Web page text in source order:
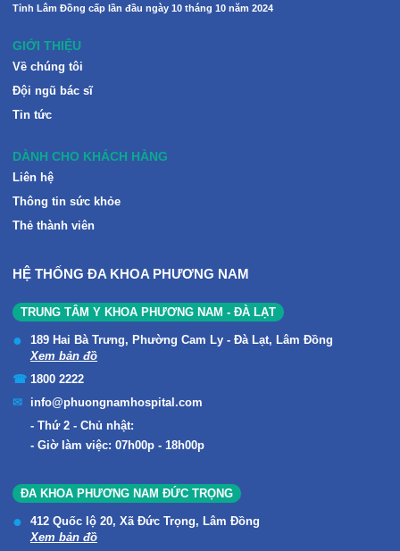
Tỉnh Lâm Đồng cấp lần đầu ngày 10 tháng 10 năm 2024
GIỚI THIỆU
Về chúng tôi
Đội ngũ bác sĩ
Tin tức
DÀNH CHO KHÁCH HÀNG
Liên hệ
Thông tin sức khỏe
Thẻ thành viên
HỆ THỐNG ĐA KHOA PHƯƠNG NAM
TRUNG TÂM Y KHOA PHƯƠNG NAM - ĐÀ LẠT
189 Hai Bà Trưng, Phường Cam Ly - Đà Lạt, Lâm Đồng
Xem bản đồ
1800 2222
info@phuongnamhospital.com
Thứ 2 - Chủ nhật:
Giờ làm việc: 07h00p - 18h00p
ĐA KHOA PHƯƠNG NAM ĐỨC TRỌNG
412 Quốc lộ 20, Xã Đức Trọng, Lâm Đồng
Xem bản đồ